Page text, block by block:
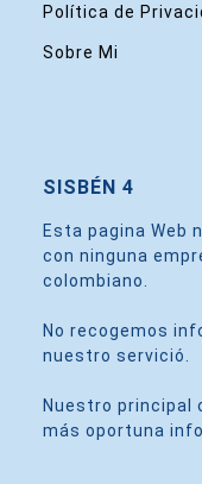
Política de
Sobre Mi
SISBÉN 4
Esta pagina Web
con ninguna
colombiano.
No recogemos
nuestro servició.
Nuestro principal
más oportuna